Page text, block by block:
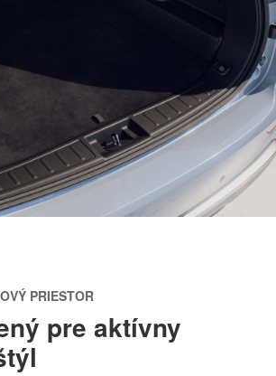
PRIESTOR
pre aktívny